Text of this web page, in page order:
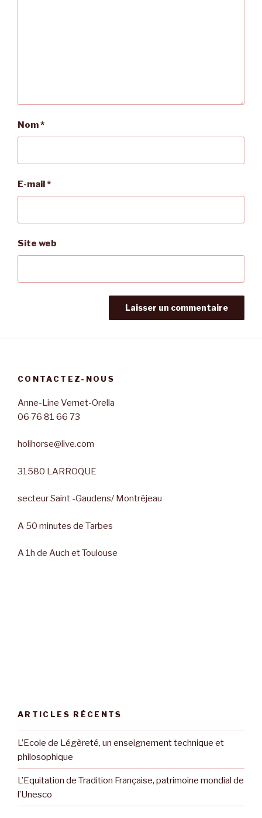
Nom*
E-mail*
Site web
CONTACTEZ-NOUS
Anne-Line Vernet-Orella
06 76 81 66 73
holihorse@live.com
31580 LARROQUE
secteur Saint -Gaudens/ Montréjeau
A 50 minutes de Tarbes
A 1h de Auch et Toulouse
ARTICLES RÉCENTS
L’Ecole de Légèreté, un enseignement technique et
philosophique
L’Equitation de Tradition Française, patrimoine mondial de
l’Unesco